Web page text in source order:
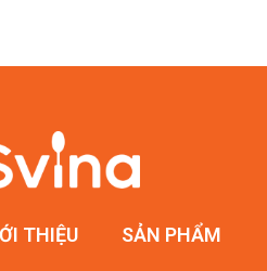
THIỆU SẢN PHẨM